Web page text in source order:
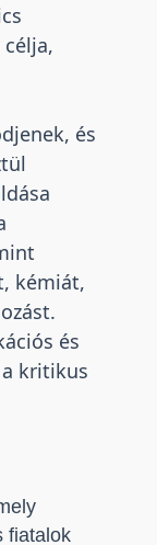
és
kémiát,
és
kritikus
fiatalok